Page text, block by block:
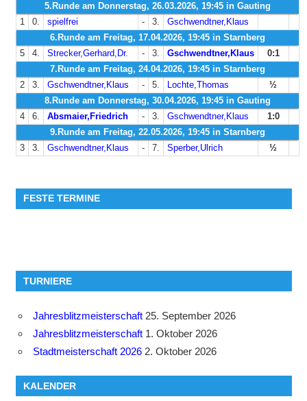
5.Runde am Donnerstag, 26.03.2026, 19:45 in Gauting
1
0. spielfrei - 3.
Gschwendtner,Klaus
6.Runde am Freitag, 17.04.2026, 19:45 in Starnberg
5
4. Strecker,Gerhard,Dr. - 3. Gschwendtner,Klaus
0:1
7.Runde am Freitag, 24.04.2026, 19:45 in Starnberg
2
3. Gschwendtner,Klaus - 5. Lochte,Thomas
½
8.Runde am Donnerstag, 30.04.2026, 19:45 in Gauting
4
6. Absmaier,Friedrich - 3. Gschwendtner,Klaus
1:0
9.Runde am Freitag, 22.05.2026, 19:45 in Starnberg
3
3. Gschwendtner,Klaus - 7. Sperber,Ulrich ½
FESTE TERMINE
TURNIERE
Jahresblitzmeisterschaft 25. September 2026
Jahresblitzmeisterschaft 1. Oktober 2026
Stadtmeisterschaft 2026 2. Oktober 2026
KALENDER